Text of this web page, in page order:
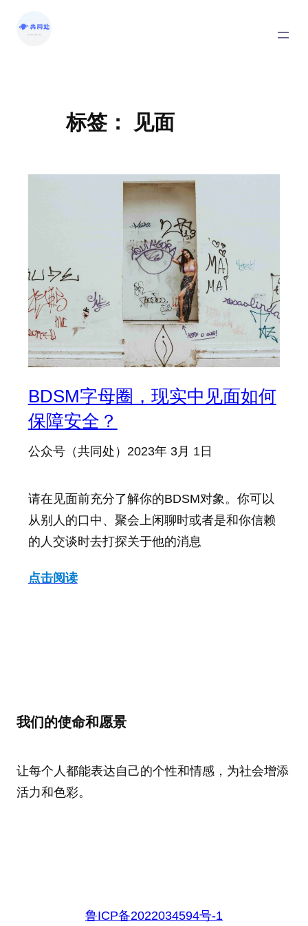
标签： 见面
BDSM字母圈，现实中见面如何
保障安全？
公众号（共同处） 2023年 3月 1日
请在见面前充分了解你的BDSM对象。你可以
从别人的口中、聚会上闲聊时或者是和你信赖
的人交谈时去打探关于他的消息
点击阅读
我们的使命和愿景
让每个人都能表达自己的个性和情感，为社会增添
活力和色彩。
鲁ICP备2022034594号-1